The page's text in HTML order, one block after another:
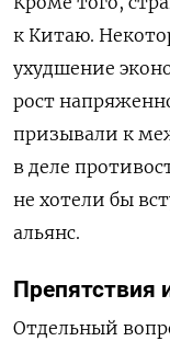
к Китаю.
ухудшение
рост
призывали к
в деле
не хотели бы
альянс.
Препятствия
Отдельный